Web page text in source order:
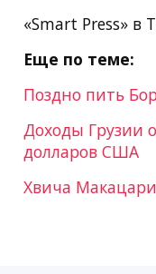
«Smart Press» в
Еще по теме:
Поздно пить
Доходы Грузии
долларов США
Хвича